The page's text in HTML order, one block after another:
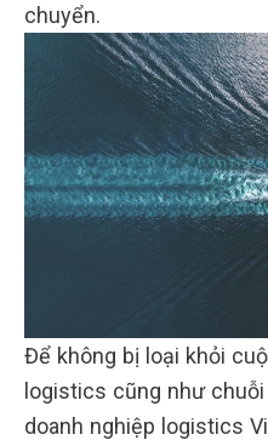
chuyển.
Để không bị loại khỏi
logistics cũng như
doanh nghiệp logistics